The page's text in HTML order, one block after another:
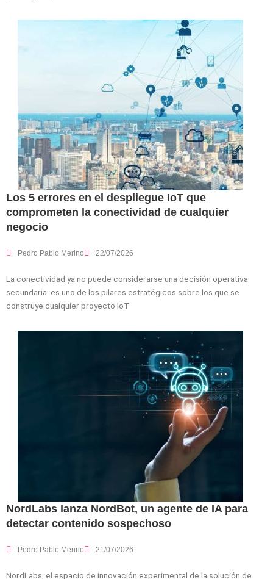
Los 5 errores en el despliegue IoT que
comprometen la conectividad de cualquier
negocio
Pedro Pablo Merino 22/07/2026
La conectividad ya no puede considerarse una decisión operativa
secundaria: es uno de los pilares estratégicos sobre los que se
construye cualquier proyecto IoT
NordLabs lanza NordBot, un agente de IA para
detectar contenido sospechoso
Pedro Pablo Merino 21/07/2026
NordLabs, el espacio de innovación experimental de la solución de